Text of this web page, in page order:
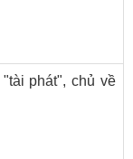
phát", chủ về